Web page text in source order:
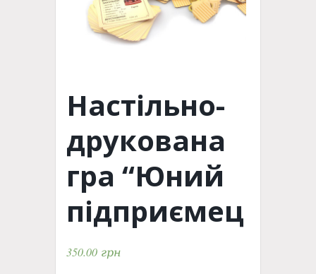
Настільно-
друкована
гра “Юний
підприємець”
350.00 грн